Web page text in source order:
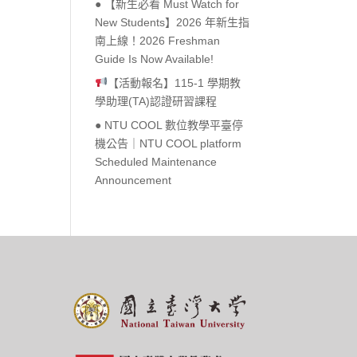
Outlook Live
● 【新生必看 Must Watch for
New Students】2026 年新生指
南上線！2026 Freshman
Guide Is Now Available!
【活動報名】115-1 學期教
學助理(TA)認證研習課程
● NTU COOL 數位教學平臺停
機公告｜NTU COOL platform
Scheduled Maintenance
Announcement